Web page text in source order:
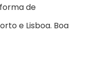
de
e Lisboa. Boa